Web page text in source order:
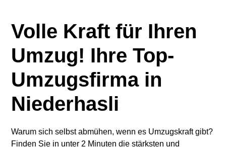
Volle Kraft für Ihren
Umzug! Ihre Top-
Umzugsfirma in
Niederhasli
Warum sich selbst abmühen, wenn es Umzugskraft gibt?
Finden Sie in unter 2 Minuten die stärksten und